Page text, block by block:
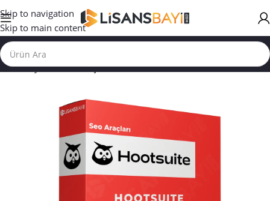
Skip to navigation
Skip to main content
Ana Sayfa/ SEO ARAÇLARI